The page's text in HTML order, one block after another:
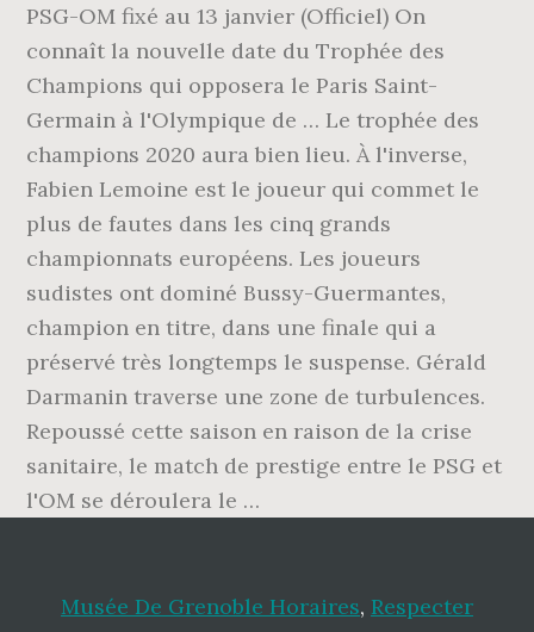
PSG-OM fixé au 13 janvier (Officiel) On
connaît la nouvelle date du Trophée des
Champions qui opposera le Paris Saint-
Germain à l'Olympique de … Le trophée des
champions 2020 aura bien lieu. À l'inverse,
Fabien Lemoine est le joueur qui commet le
plus de fautes dans les cinq grands
championnats européens. Les joueurs
sudistes ont dominé Bussy-Guermantes,
champion en titre, dans une finale qui a
préservé très longtemps le suspense. Gérald
Darmanin traverse une zone de turbulences.
Repoussé cette saison en raison de la crise
sanitaire, le match de prestige entre le PSG et
l'OM se déroulera le …
Musée De Grenoble Horaires, Respecter